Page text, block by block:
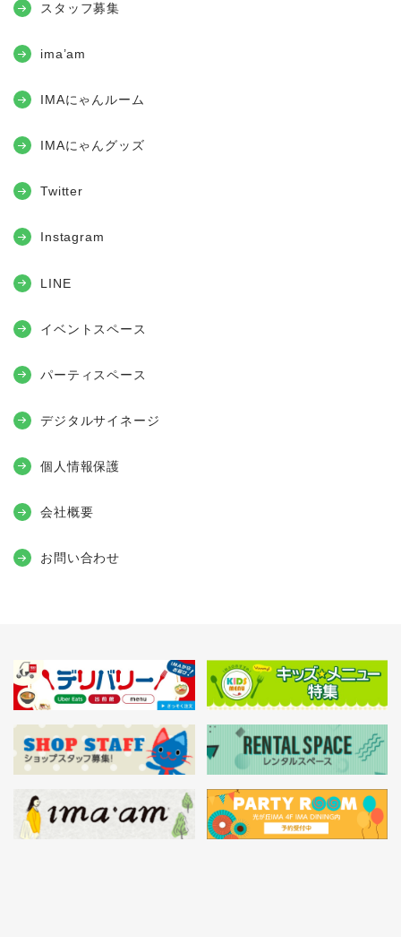
スタッフ募集
ima’am
IMAにゃんルーム
IMAにゃんグッズ
Twitter
Instagram
LINE
イベントスペース
パーティスペース
デジタルサイネージ
個人情報保護
会社概要
お問い合わせ